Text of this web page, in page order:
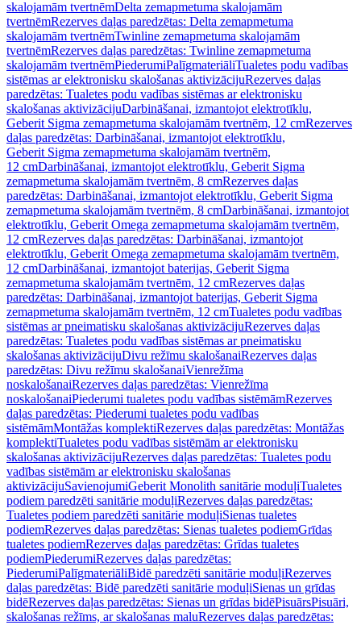
skalojamām tvertnēmDelta zemapmetuma skalojamām
tvertnēmRezerves daļas paredzētas: Delta zemapmetuma
skalojamām tvertnēmTwinline zemapmetuma skalojamām
tvertnēmRezerves daļas paredzētas: Twinline zemapmetuma
skalojamām tvertnēmPiederumiPalīgmateriāliTualetes podu vadības
sistēmas ar elektronisku skalošanas aktivizācijuRezerves daļas
paredzētas: Tualetes podu vadības sistēmas ar elektronisku
skalošanas aktivizācijuDarbināšanai, izmantojot elektrotīklu,
Geberit Sigma zemapmetuma skalojamām tvertnēm, 12 cmRezerves
daļas paredzētas: Darbināšanai, izmantojot elektrotīklu,
Geberit Sigma zemapmetuma skalojamām tvertnēm,
12 cmDarbināšanai, izmantojot elektrotīklu, Geberit Sigma
zemapmetuma skalojamām tvertnēm, 8 cmRezerves daļas
paredzētas: Darbināšanai, izmantojot elektrotīklu, Geberit Sigma
zemapmetuma skalojamām tvertnēm, 8 cmDarbināšanai, izmantojot
elektrotīklu, Geberit Omega zemapmetuma skalojamām tvertnēm,
12 cmRezerves daļas paredzētas: Darbināšanai, izmantojot
elektrotīklu, Geberit Omega zemapmetuma skalojamām tvertnēm,
12 cmDarbināšanai, izmantojot baterijas, Geberit Sigma
zemapmetuma skalojamām tvertnēm, 12 cmRezerves daļas
paredzētas: Darbināšanai, izmantojot baterijas, Geberit Sigma
zemapmetuma skalojamām tvertnēm, 12 cmTualetes podu vadības
sistēmas ar pneimatisku skalošanas aktivizācijuRezerves daļas
paredzētas: Tualetes podu vadības sistēmas ar pneimatisku
skalošanas aktivizācijuDivu režīmu skalošanaiRezerves daļas
paredzētas: Divu režīmu skalošanaiVienrežīma
noskalošanaiRezerves daļas paredzētas: Vienrežīma
noskalošanaiPiederumi tualetes podu vadības sistēmāmRezerves
daļas paredzētas: Piederumi tualetes podu vadības
sistēmāmMontāžas komplektiRezerves daļas paredzētas: Montāžas
komplektiTualetes podu vadības sistēmām ar elektronisku
skalošanas aktivizācijuRezerves daļas paredzētas: Tualetes podu
vadības sistēmām ar elektronisku skalošanas
aktivizācijuSavienojumiGeberit Monolith sanitārie moduļiTualetes
podiem paredzēti sanitārie moduļiRezerves daļas paredzētas:
Tualetes podiem paredzēti sanitārie moduļiSienas tualetes
podiemRezerves daļas paredzētas: Sienas tualetes podiemGrīdas
tualetes podiemRezerves daļas paredzētas: Grīdas tualetes
podiemPiederumiRezerves daļas paredzētas:
PiederumiPalīgmateriāliBidē paredzēti sanitārie moduļiRezerves
daļas paredzētas: Bidē paredzēti sanitārie moduļiSienas un grīdas
bidēRezerves daļas paredzētas: Sienas un grīdas bidēPisuārsPisuāri,
skalošanas režīms, ar skalošanas maluRezerves daļas paredzētas: